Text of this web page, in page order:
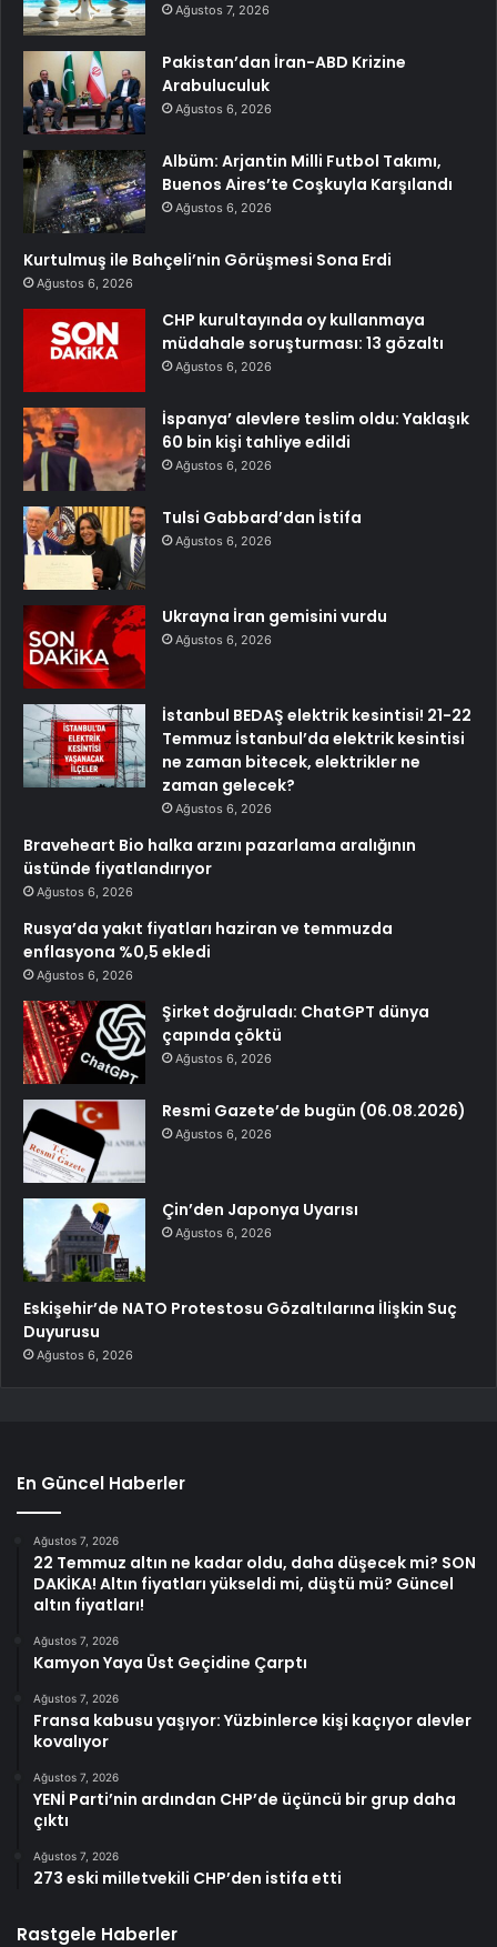
Ağustos 7, 2026
Pakistan’dan İran-ABD Krizine
Arabuluculuk
Ağustos 6, 2026
Albüm: Arjantin Milli Futbol Takımı,
Buenos Aires’te Coşkuyla Karşılandı
Ağustos 6, 2026
Kurtulmuş ile Bahçeli’nin Görüşmesi Sona Erdi
Ağustos 6, 2026
CHP kurultayında oy kullanmaya
müdahale soruşturması: 13 gözaltı
Ağustos 6, 2026
İspanya’ alevlere teslim oldu: Yaklaşık
60 bin kişi tahliye edildi
Ağustos 6, 2026
Tulsi Gabbard’dan İstifa
Ağustos 6, 2026
Ukrayna İran gemisini vurdu
Ağustos 6, 2026
İstanbul BEDAŞ elektrik kesintisi! 21-22
Temmuz İstanbul’da elektrik kesintisi
ne zaman bitecek, elektrikler ne
zaman gelecek?
Ağustos 6, 2026
Braveheart Bio halka arzını pazarlama aralığının
üstünde fiyatlandırıyor
Ağustos 6, 2026
Rusya’da yakıt fiyatları haziran ve temmuzda
enflasyona %0,5 ekledi
Ağustos 6, 2026
Şirket doğruladı: ChatGPT dünya
çapında çöktü
Ağustos 6, 2026
Resmi Gazete’de bugün (06.08.2026)
Ağustos 6, 2026
Çin’den Japonya Uyarısı
Ağustos 6, 2026
Eskişehir’de NATO Protestosu Gözaltılarına İlişkin Suç
Duyurusu
Ağustos 6, 2026
En Güncel Haberler
Ağustos 7, 2026
22 Temmuz altın ne kadar oldu, daha düşecek mi? SON
DAKİKA! Altın fiyatları yükseldi mi, düştü mü? Güncel
altın fiyatları!
Ağustos 7, 2026
Kamyon Yaya Üst Geçidine Çarptı
Ağustos 7, 2026
Fransa kabusu yaşıyor: Yüzbinlerce kişi kaçıyor alevler
kovalıyor
Ağustos 7, 2026
YENİ Parti’nin ardından CHP’de üçüncü bir grup daha
çıktı
Ağustos 7, 2026
273 eski milletvekili CHP’den istifa etti
Rastgele Haberler